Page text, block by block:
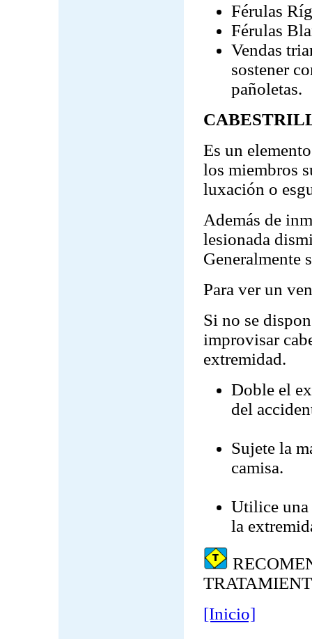
Férulas
Férulas
Vendas
sostener
pañoletas.
Es un
los miembros
luxación o
Además de
lesionada
Generalmente
Para ver un
Si no se
improvisar
extremidad.
Doble el
del
Sujete la
camisa.
Utilice una
la
[Inicio]